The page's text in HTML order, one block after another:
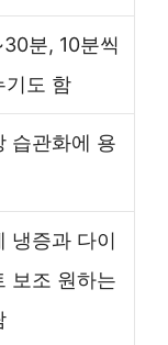
분, 10분씩
기도 함
습관화에 용
냉증과 다이
보조 원하는